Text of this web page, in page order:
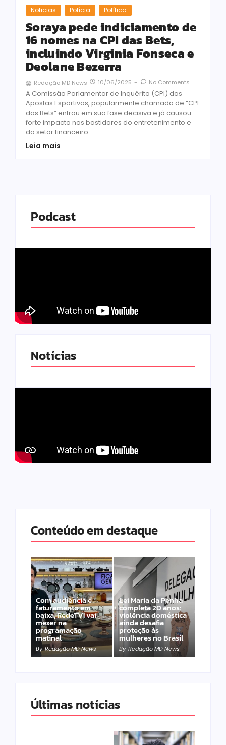
Noticias Polícia Política
Soraya pede indiciamento de
16 nomes na CPI das Bets,
incluindo Virginia Fonseca e
Deolane Bezerra
Redação MD News 10/06/2025 - No Comments
A Comissão Parlamentar de Inquérito (CPI) das
Apostas Esportivas, popularmente chamada de “CPI
das Bets” entrou em sua fase decisiva e já causou
forte impacto nos bastidores do entretenimento e
do setor financeiro...
Leia mais
Podcast
Notícias
Conteúdo em destaque
Com audiência e
faturamento em
baixa, RedeTV! vai
mexer na
programação
matinal
By Redação MD News
Lei Maria da Penha
completa 20 anos:
violência doméstica
ainda desafia
proteção às
mulheres no Brasil
By Redação MD News
Últimas notícias